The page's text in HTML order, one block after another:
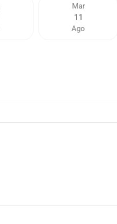
Mar
11
Ago